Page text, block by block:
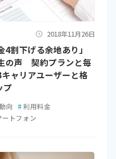
2018年11月26日
割下げる余地あり」
の声 契約プランと毎
ャリアユーザーと格
プ
向 # 利用料金
ートフォン